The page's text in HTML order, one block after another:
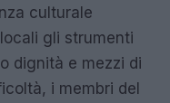
culturale
gli strumenti
dignità e mezzi di
i membri del